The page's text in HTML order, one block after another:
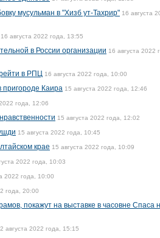
мусульман в "Хизб ут-Тахрир" 16 августа
16 августа 2022 года, 13:55
в России организации 16 августа 2022
в РПЦ 16 августа 2022 года, 10:00
пригороде Каира 15 августа 2022 года, 12:46
года, 12:06
15 августа 2022 года, 12:02
15 августа 2022 года, 10:45
крае 15 августа 2022 года, 10:09
2022 года, 10:03
2022 года, 10:00
года, 20:00
покажут на выставке в часовне Спаса
августа 2022 года, 15:15